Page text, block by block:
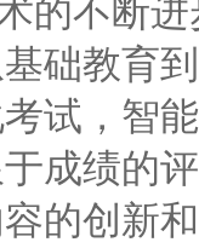
不断进
础教育
试，智
成绩的
的创新